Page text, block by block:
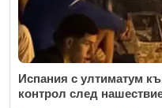
Испания с ултиматум
контрол след